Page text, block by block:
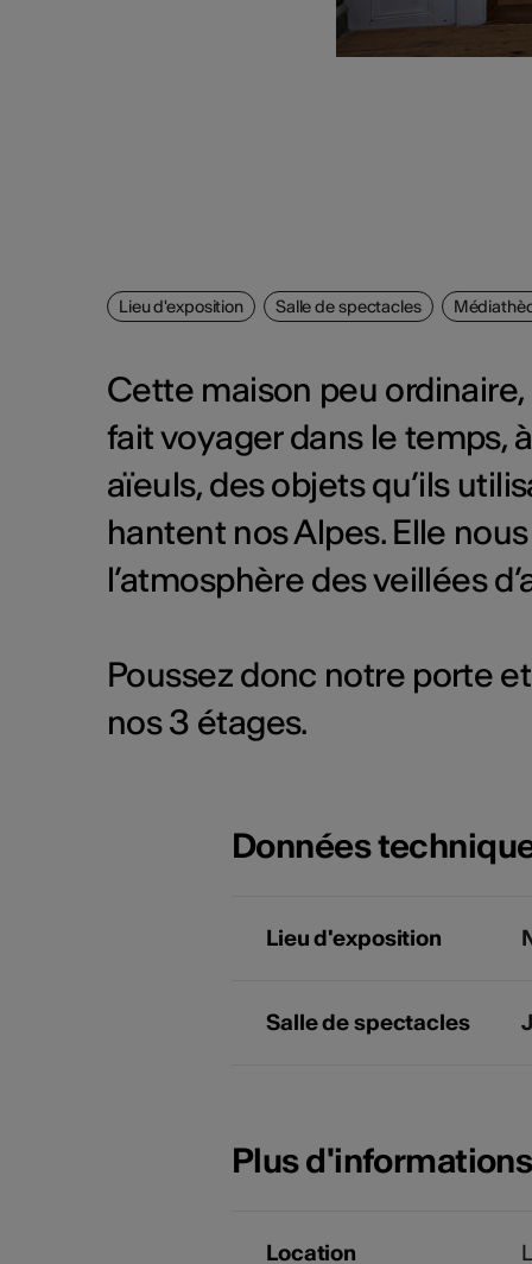
Lieu d'exposition Salle de spectacles
Cette maison peu
fait voyager dans le temps,
aïeuls, des objets qu’ils
hantent nos Alpes. Elle
l’atmosphère des veillées
Poussez donc notre porte
nos 3 étages.
Données
Lieu d'exposition
Salle de spectacles
Plus d'informations
Location